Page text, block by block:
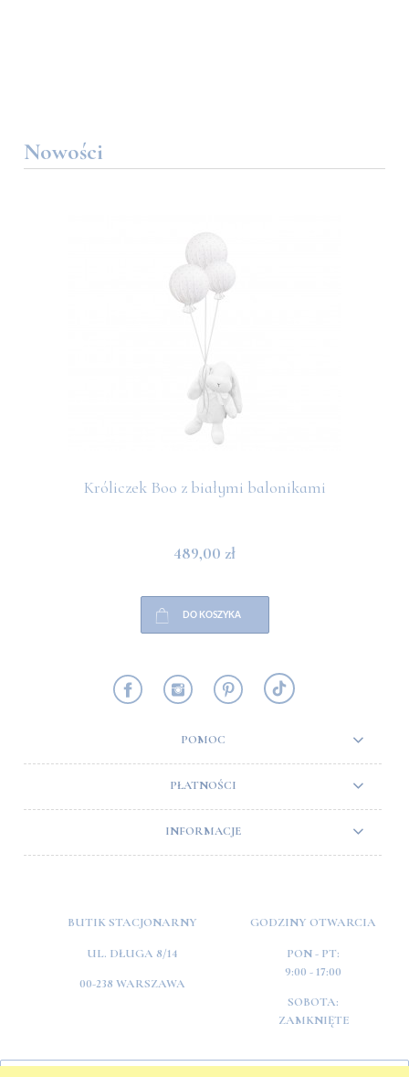
Nowości
Króliczek Boo z białymi balonikami
489,00 zł
DO KOSZYKA
POMOC
PŁATNOŚCI
INFORMACJE
BUTIK STACJONARNY
UL. DŁUGA 8/14
00-238 WARSZAWA
GODZINY OTWARCIA
PON - PT:
9:00 - 17:00
SOBOTA:
ZAMKNIĘTE